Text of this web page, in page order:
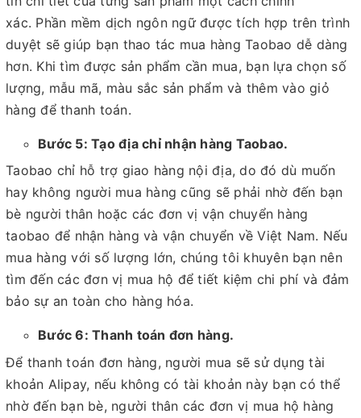
xác. Phần mềm dịch ngôn ngữ được tích hợp trên trình
duyệt sẽ giúp bạn thao tác mua hàng Taobao dễ dàng
hơn. Khi tìm được sản phẩm cần mua, bạn lựa chọn số
lượng, mẫu mã, màu sắc sản phẩm và thêm vào giỏ
hàng để thanh toán.
Bước 5: Tạo địa chỉ nhận hàng Taobao.
Taobao chỉ hỗ trợ giao hàng nội địa, do đó dù muốn
hay không người mua hàng cũng sẽ phải nhờ đến bạn
bè người thân hoặc các đơn vị vận chuyển hàng
taobao để nhận hàng và vận chuyển về Việt Nam. Nếu
mua hàng với số lượng lớn, chúng tôi khuyên bạn nên
tìm đến các đơn vị mua hộ để tiết kiệm chi phí và đảm
bảo sự an toàn cho hàng hóa.
Bước 6: Thanh toán đơn hàng.
Để thanh toán đơn hàng, người mua sẽ sử dụng tài
khoản Alipay, nếu không có tài khoản này bạn có thể
nhờ đến bạn bè, người thân các đơn vị mua hộ hàng